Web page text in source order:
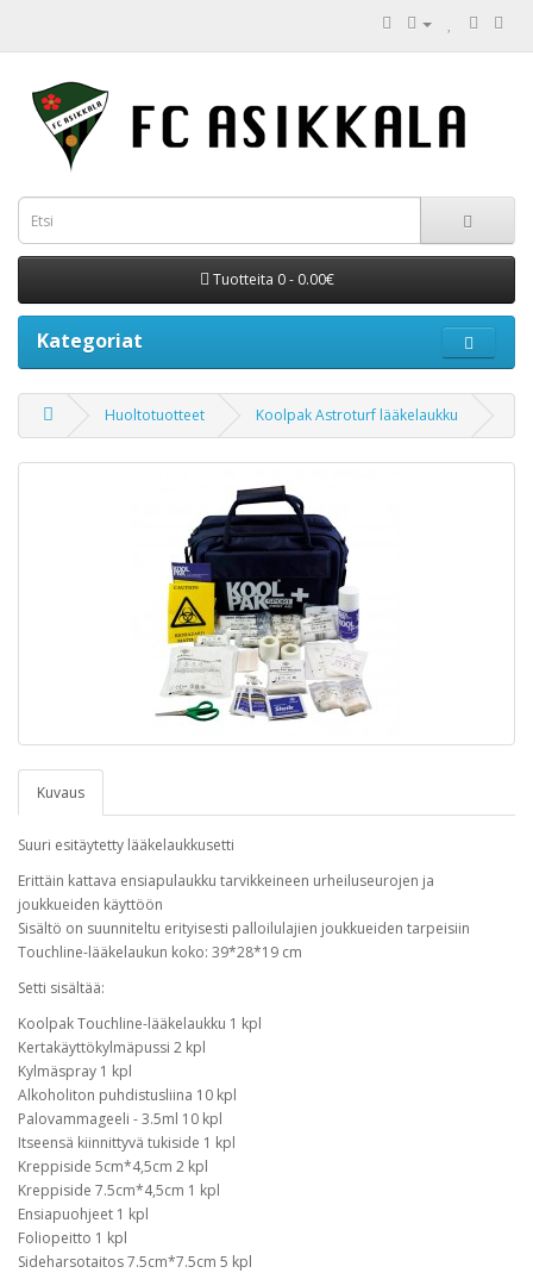
Tuotteita 0 - 0.00€
Kategoriat
Huoltotuotteet Koolpak Astroturf lääkelaukku
Kuvaus
Suuri esitäytetty lääkelaukkusetti
Erittäin kattava ensiapulaukku tarvikkeineen urheiluseurojen ja
joukkueiden käyttöön
Sisältö on suunniteltu erityisesti palloilulajien joukkueiden tarpeisiin
Touchline-lääkelaukun koko: 39*28*19 cm
Setti sisältää:
Koolpak Touchline-lääkelaukku 1 kpl
Kertakäyttökylmäpussi 2 kpl
Kylmäspray 1 kpl
Alkoholiton puhdistusliina 10 kpl
Palovammageeli - 3.5ml 10 kpl
Itseensä kiinnittyvä tukiside 1 kpl
Kreppiside 5cm*4,5cm 2 kpl
Kreppiside 7.5cm*4,5cm 1 kpl
Ensiapuohjeet 1 kpl
Foliopeitto 1 kpl
Sideharsotaitos 7.5cm*7.5cm 5 kpl